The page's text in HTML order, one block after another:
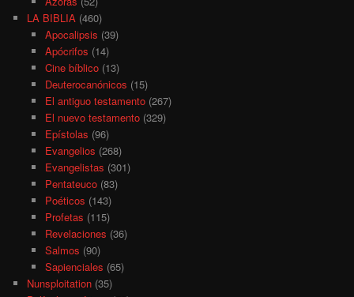
LA BIBLIA (460)
Apocalipsis (39)
Apócrifos (14)
Cine bíblico(13)
Deuterocanónicos (15)
El antiguo testamento(267)
El nuevo testamento(329)
Epístolas (96)
Evangelios (268)
Evangelistas (301)
Pentateuco(83)
Poéticos (143)
Profetas (115)
Revelaciones (36)
Salmos (90)
Sapienciales (65)
Nunsploitation (35)